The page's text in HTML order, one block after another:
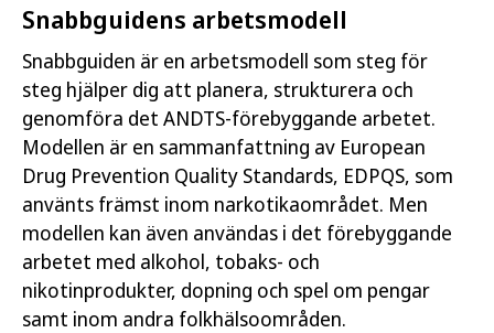
Snabbguidens arbetsmodell
Snabbguiden är en arbetsmodell som steg för
steg hjälper dig att planera, strukturera och
genomföra det ANDTS-förebyggande arbetet.
Modellen är en sammanfattning av European
Drug Prevention Quality Standards, EDPQS, som
använts främst inom narkotikaområdet. Men
modellen kan även användas i det förebyggande
arbetet med alkohol, tobaks- och
nikotinprodukter, dopning och spel om pengar
samt inom andra folkhälsoområden.